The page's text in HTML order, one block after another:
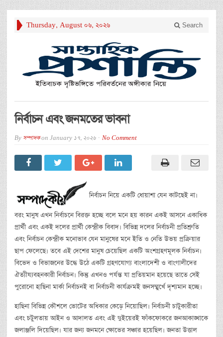
Thursday, August 06, 2026 Search
নির্বাচন এবং জনমতের ভাবনা
By সম্পাদকon January 17, 2026 No Comment
নির্বাচন নিয়ে একটি ধোয়াশা যেন কাটছেই না।
বরং মানুষ এখন নির্বাচনে বিরক্ত হচ্ছে বলে মনে হয় কারন একই আসনে একাধিক
প্রার্থী এবং একই দলের প্রার্থী কেন্দ্রীক বিবাদ। বিভিন্ন দলের নির্বাচনী প্রতিশ্রুতি
এবং নির্বাচন কেন্দ্রীক মনোভাব যেন মানুষের মনে ইতি ও নেতি উভয় প্রক্রিয়ার
ছাপ ফেলেছে। তবে এই দেশের মানুষ চেয়েছিল একটি অংশগ্রহণমূলক নির্বাচন।
বিভেদ ও বিভাজনের উদ্ধে উঠে একটি গ্রহণযোগ্য বাংলাদেশী ও বাংগালীদের
ঐত্যীয্যবহনকারী নির্বাচন। কিন্তু এখনও পর্যন্ত যা প্রতিয়মান হয়েছে তাতে সেই
পুরোনো হাছিনা মার্কা নির্বাচনই বা নির্বাচনী কার্যক্রমই জনসম্মুর্খে দৃশ্যমান হচ্ছে।
হাছিনা বিভিন্ন কৌশলে ভোটের অধিকার কেড়ে নিয়োছিল। নির্বাচনী চাটুকারীতা
এবং চটুলতায় আইন ও আদালত এবং এই দুইয়েরই ফাঁকফোকরে জনআকাঙ্খাকে
জলাঞ্জলি দিয়েছিল। যার জন্য জনমনে ক্ষোভের সঞ্চার হয়েছিল। জনতা উত্তাল